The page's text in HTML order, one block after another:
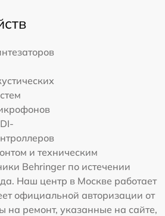
и техническим
Behringer по истечении
Наш центр в Москве работает
официальной авторизации от
на ремонт, указанные на сайте,